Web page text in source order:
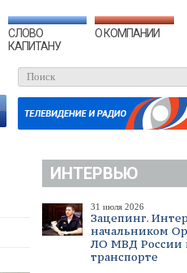
СЛОВО
КАПИТАНУ
О КОМПАНИИ
ИНТЕРВЬЮ
31 июля 2026
Зацепинг.
начальником
ЛО МВД России
транспорте